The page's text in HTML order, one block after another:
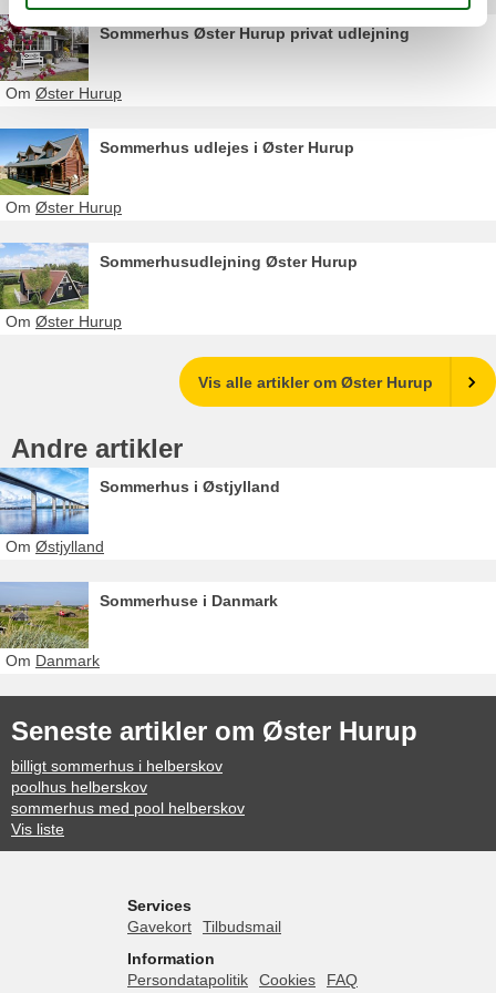
Sommerhus Øster Hurup privat udlejning
Om Øster Hurup
Sommerhus udlejes i Øster Hurup
Om Øster Hurup
Sommerhusudlejning Øster Hurup
Om Øster Hurup
Vis alle artikler om Øster Hurup
Andre artikler
Sommerhus i Østjylland
Om Østjylland
Sommerhuse i Danmark
Om Danmark
Seneste artikler om Øster Hurup
billigt sommerhus i helberskov
poolhus helberskov
sommerhus med pool helberskov
Vis liste
Services
Gavekort
Tilbudsmail
Information
Persondatapolitik
Cookies FAQ